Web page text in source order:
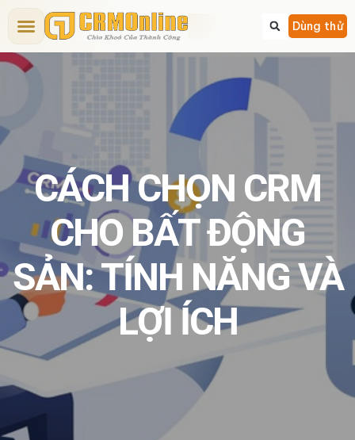
Dùng thử
CÁCH CHỌN CRM
CHO BẤT ĐỘNG
SẢN: TÍNH NĂNG VÀ
LỢI ÍCH